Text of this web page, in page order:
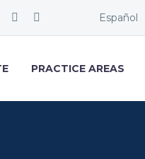
Español
PRACTICE AREAS